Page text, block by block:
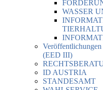
WASSER
(EED III)
ID AUSTRIA
STANDESAMT